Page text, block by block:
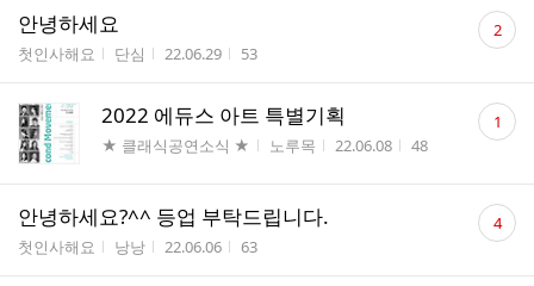
안녕하세요
게시판명
첫인사해요 작성자
단심 작성시간
22.06.29 조회수
53
댓
글 2
2022 에듀스 아트 특별기획
게시판명
★ 클래식공연소식 ★ 작성자
노루목 작성시간
22.06.08 조회수
48
댓
글 1
안녕하세요?^^ 등업 부탁드립니다.
게시판명
첫인사해요 작성자
낭낭 작성시간
22.06.06 조회수
63
댓
글 4